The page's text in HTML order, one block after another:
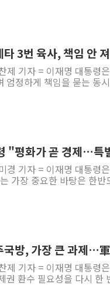
3번 육사, 책임 안
제 기자 = 이재명 대통령
엄정하게 책임을 묻는 동
"평화가 곧 경제…특
경 기자 = 이재명 대통령
가장 중요한 바탕은 한
방, 가장 큰 과제…
제 기자 = 이재명 대통령
권 환수 필요성을 다시 한